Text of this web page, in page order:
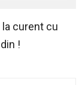
la curent cu
!